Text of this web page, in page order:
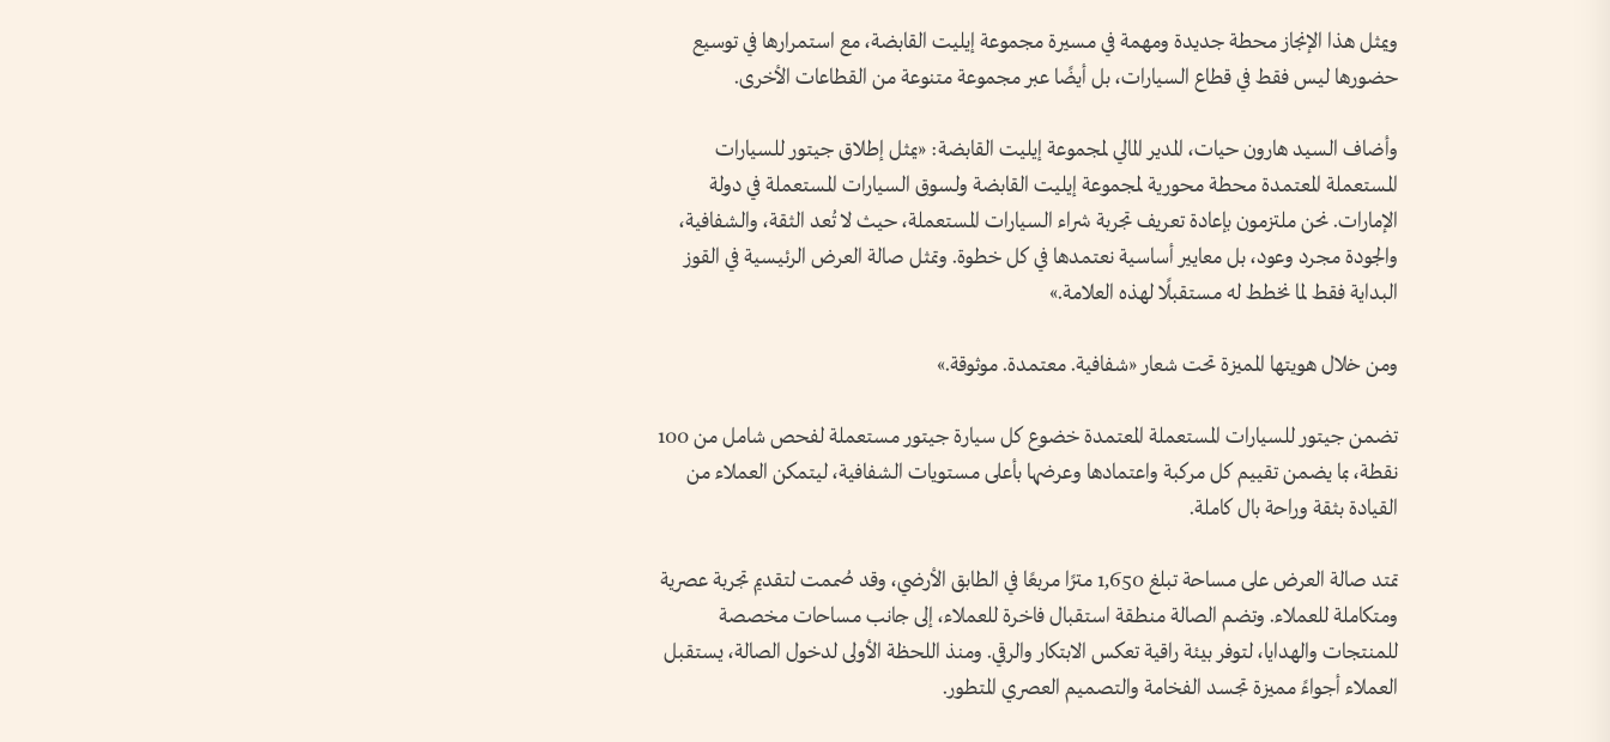
ويمثل هذا الإنجاز محطة جديدة ومهمة في مسيرة مجموعة إيليت القابضة، مع استمرارها في توسيع
حضورها ليس فقط في قطاع السيارات، بل أيضًا عبر مجموعة متنوعة من القطاعات الأخرى.
وأضاف السيد هارون حيات، المدير المالي لمجموعة إيليت القابضة: «يمثل إطلاق جيتور للسيارات
المستعملة المعتمدة محطة محورية لمجموعة إيليت القابضة ولسوق السيارات المستعملة في دولة
الإمارات. نحن ملتزمون بإعادة تعريف تجربة شراء السيارات المستعملة، حيث لا تُعد الثقة، والشفافية،
والجودة مجرد وعود، بل معايير أساسية نعتمدها في كل خطوة. وتمثل صالة العرض الرئيسية في القوز
البداية فقط لما نخطط له مستقبلًا لهذه العلامة.»
ومن خلال هويتها المميزة تحت شعار «شفافية. معتمدة. موثوقة.»
تضمن جيتور للسيارات المستعملة المعتمدة خضوع كل سيارة جيتور مستعملة لفحص شامل من 100
نقطة، بما يضمن تقييم كل مركبة واعتمادها وعرضها بأعلى مستويات الشفافية، ليتمكن العملاء من
القيادة بثقة وراحة بال كاملة.
تمتد صالة العرض على مساحة تبلغ 1,650 مترًا مربعًا في الطابق الأرضي، وقد صُممت لتقديم تجربة عصرية
ومتكاملة للعملاء. وتضم الصالة منطقة استقبال فاخرة للعملاء، إلى جانب مساحات مخصصة
للمنتجات والهدايا، لتوفر بيئة راقية تعكس الابتكار والرقي. ومنذ اللحظة الأولى لدخول الصالة، يستقبل
العملاء أجواءً مميزة تجسد الفخامة والتصميم العصري المتطور.